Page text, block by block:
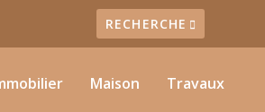
Maison Travaux